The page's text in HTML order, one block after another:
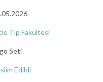
Tıp Fakültesi
Seti
Edildi